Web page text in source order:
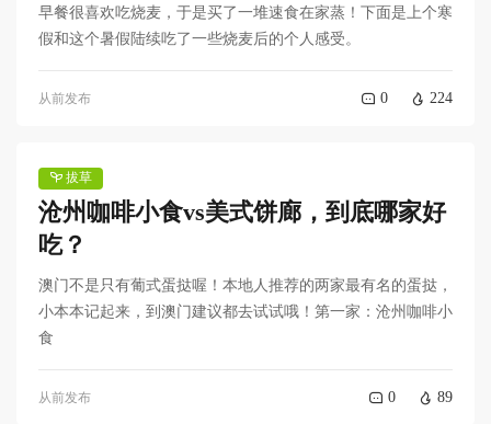
早餐很喜欢吃烧麦，于是买了一堆速食在家蒸！下面是上个寒
假和这个暑假陆续吃了一些烧麦后的个人感受。
从前发布 0 224
拔草
沧州咖啡小食vs美式饼廊，到底哪家好
吃？
澳门不是只有葡式蛋挞喔！本地人推荐的两家最有名的蛋挞，
小本本记起来，到澳门建议都去试试哦！第一家：沧州咖啡小
食
从前发布 0 89